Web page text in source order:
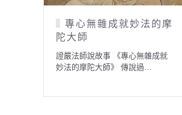
專心無雜成就妙法的摩
陀大師
證嚴法師說故事 《專心無雜成就
妙法的摩陀大師》 傳說過…